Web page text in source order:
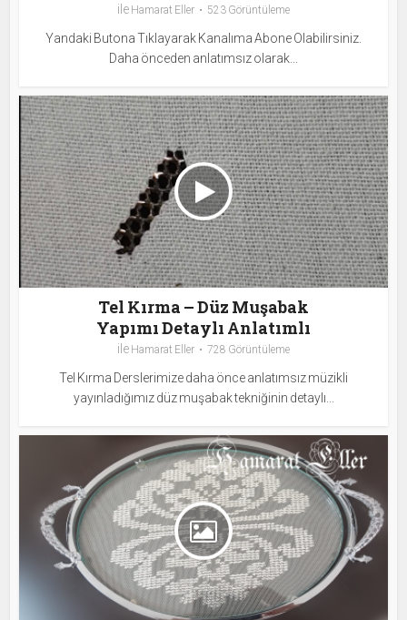
ile Hamarat Eller 523 Görüntüleme
Yandaki Butona Tıklayarak Kanalıma Abone Olabilirsiniz.
Daha önceden anlatımsız olarak...
Tel Kırma – Düz Muşabak
Yapımı Detaylı Anlatımlı
ile Hamarat Eller 728 Görüntüleme
Tel Kırma Derslerimize daha önce anlatımsız müzikli
yayınladığımız düz muşabak tekniğinin detaylı...